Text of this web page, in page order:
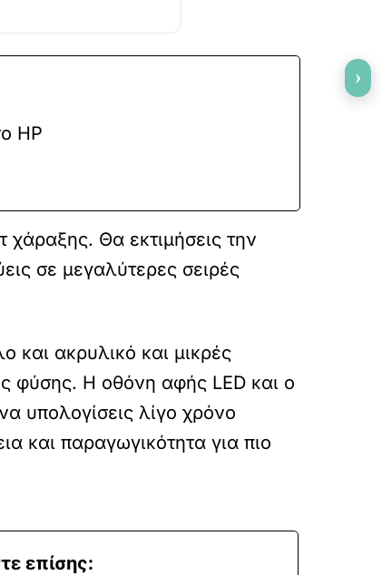
HP
χάραξης. Θα εκτιμήσεις την
σε μεγαλύτερες σειρές
και ακρυλικό και μικρές
φύσης. Η οθόνη αφής LED και ο
υπολογίσεις λίγο χρόνο
και παραγωγικότητα για πιο
επίσης:
›